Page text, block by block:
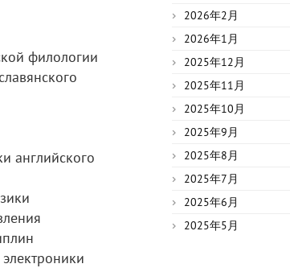
филологии
английского
2026年2月
2026年1月
2025年12月
2025年11月
2025年10月
2025年9月
2025年8月
2025年7月
2025年6月
2025年5月